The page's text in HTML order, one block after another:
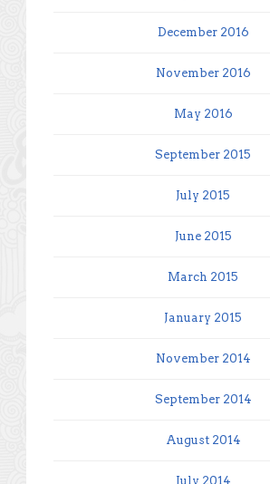
December 2016
November 2016
May 2016
September 2015
July 2015
June 2015
March 2015
January 2015
November 2014
September 2014
August 2014
July 2014